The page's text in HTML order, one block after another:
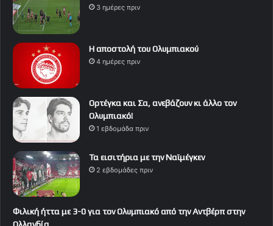
3 ημέρες πριν
Η αποστολή του Ολυμπιακού
4 ημέρες πριν
Ορτέγκα και Σα, ανεβάζουν κι άλλο τον
Ολυμπιακό!
1 εβδομάδα πριν
Τα εισιτήρια με την Ναϊμέγκεν
2 εβδομάδες πριν
Φιλική ήττα με 3-0 για τον Ολυμπιακό από την Αντβέρπ στην
Ολλανδία